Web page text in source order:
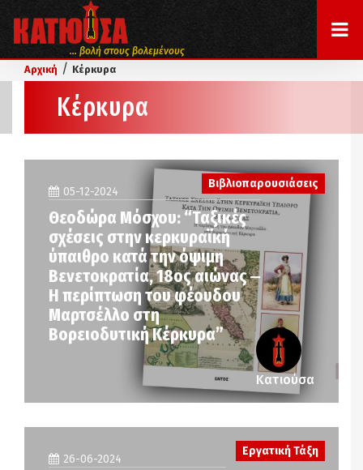
... βολή στους βολεμένους
Αρχική / Κέρκυρα
Κέρκυρα
Βιβλιοπαρουσιάσεις
05-12-2024
Θεοδώρα Μόσχου: “Ταξικές
σχέσεις στην κερκυραϊκή
ύπαιθρο κατά την όψιμη
Βενετοκρατία, 18ος αιώνας ‒
Η περίπτωση του φέουδου
Μαρτσέλλο στη
Βορειοδυτική Κέρκυρα”
Κατιούσα
26-06-2024
Εργατική Τάξη